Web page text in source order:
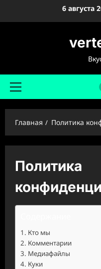
6 августа
Основное
Главная Политика
Политика
Кто мы
Комментарии
Медиафайлы
Куки